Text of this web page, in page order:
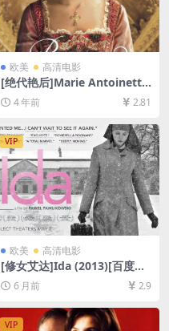
欧美 高清电影
[绝代艳后]Marie Antoinette
(2006)[百度网盘+迅雷云盘资
源1080P超清未删减][MP4/7.
4 年前 2.81
VIP
欧美 高清电影
[修女艾达]Ida (2013)[百度网
盘+夸克网盘1080P超清未删
减资源][网盘在线播放/下载]
[MP4/5.2GB][中文字幕]
6 月前 2.9
VIP